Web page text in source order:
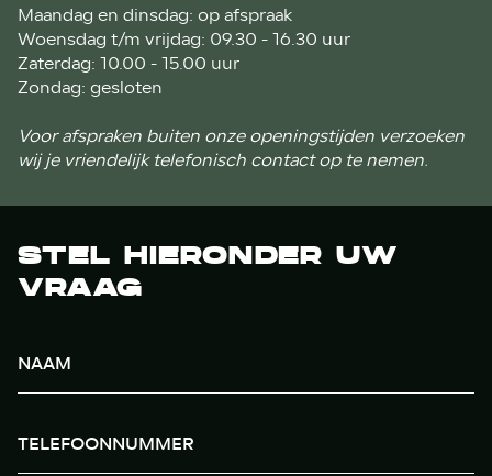
Maandag en dinsdag: op afspraak
Woensdag t/m vrijdag: 09.30 - 16.30 uur
Zaterdag: 10.00 - 15.00 uur
Zondag: gesloten
Voor afspraken buiten onze openingstijden verzoeken
wij je vriendelijk telefonisch contact op te nemen.
STEL HIERONDER UW
VRAAG